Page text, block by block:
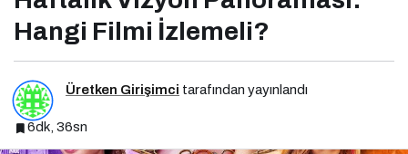
Hangi Filmi İzlemeli?
Üretken Girişimci tarafından yayınlandı
6dk, 36sn